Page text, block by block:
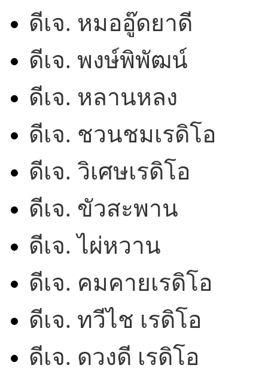
ดีเจ. หมออู๊ดยาดี
ดีเจ. พงษ์พิพัฒน์
ดีเจ. หลานหลง
ดีเจ. ชวนชมเรดิโอ
ดีเจ. วิเศษเรดิโอ
ดีเจ. ขัวสะพาน
ดีเจ. ไผ่หวาน
ดีเจ. คมคายเรดิโอ
ดีเจ. ทวีไช เรดิโอ
ดีเจ. ดวงดี เรดิโอ